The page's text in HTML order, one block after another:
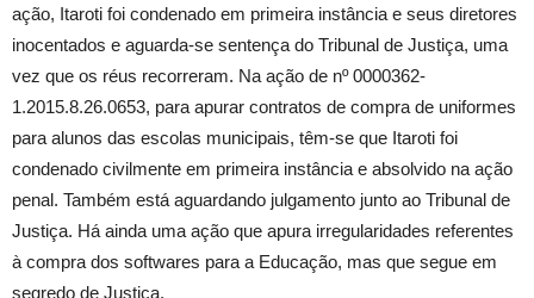
ação, Itaroti foi condenado em primeira instância e seus diretores
inocentados e aguarda-se sentença do Tribunal de Justiça, uma
vez que os réus recorreram. Na ação de nº 0000362-
1.2015.8.26.0653, para apurar contratos de compra de uniformes
para alunos das escolas municipais, têm-se que Itaroti foi
condenado civilmente em primeira instância e absolvido na ação
penal. Também está aguardando julgamento junto ao Tribunal de
Justiça. Há ainda uma ação que apura irregularidades referentes
à compra dos softwares para a Educação, mas que segue em
segredo de Justiça.